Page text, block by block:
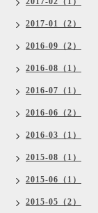
2017-01（2）
2016-09（2）
2016-08（1）
2016-07（1）
2016-06（2）
2016-03（1）
2015-08（1）
2015-06（1）
2015-05（2）